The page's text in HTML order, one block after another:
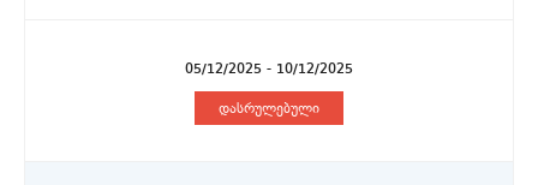
05/12/2025 - 10/12/2025
დასრულებული